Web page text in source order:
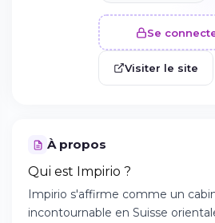
Se
Visiter le site
À propos
Qui est Impirio ?
Impirio s'affirme comme un
incontournable en Suisse